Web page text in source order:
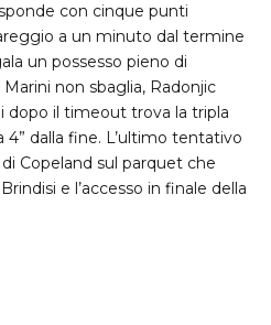
con cinque punti
a un minuto dal termine
un possesso pieno di
non sbaglia, Radonjic
dopo il timeout trova la tripla
4” dalla fine. L’ultimo tentativo
Copeland sul parquet che
e l’accesso in finale della